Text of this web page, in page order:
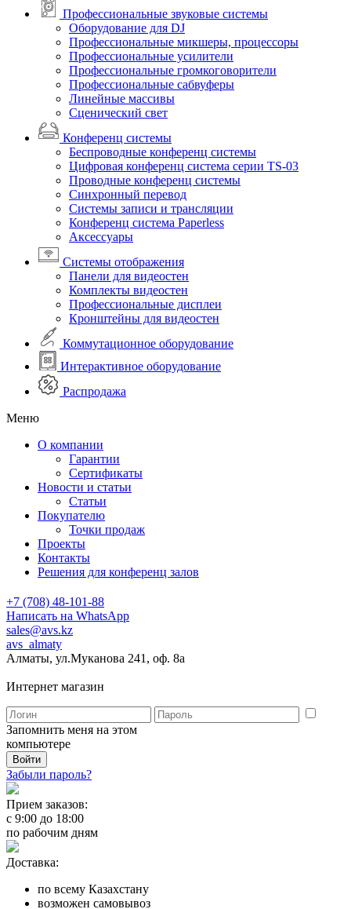
Профессиональные звуковые системы
Оборудование для DJ
Профессиональные микшеры, процессоры
Профессиональные усилители
Профессиональные громкоговорители
Профессиональные сабвуферы
Линейные массивы
Сценический свет
Конференц системы
Беспроводные конференц системы
Цифровая конференц система серии TS-03
Проводные конференц системы
Синхронный перевод
Системы записи и трансляции
Конференц система Paperless
Аксессуары
Системы отображения
Панели для видеостен
Комплекты видеостен
Профессиональные дисплеи
Кронштейны для видеостен
Коммутационное оборудование
Интерактивное оборудование
Распродажа
Меню
О компании
Гарантии
Сертификаты
Новости и статьи
Статьи
Покупателю
Точки продаж
Проекты
Контакты
Решения для конференц залов
+7 (708) 48-101-88
Написать на WhatsApp
sales@avs.kz
avs_almaty
Алматы, ул.Муканова 241, оф. 8а
Интернет магазин
Запомнить меня на этом
компьютере
Забыли пароль?
Прием заказов:
с 9:00 до 18:00
по рабочим дням
Доставка:
по всему Казахстану
возможен самовывоз